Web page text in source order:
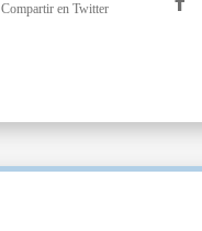
Compartir en Twitter